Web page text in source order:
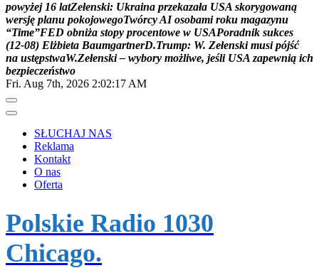
powyżej 16 latZełenski: Ukraina przekazała USA skorygowaną
wersję planu pokojowegoTwórcyAI osobami roku magazynu
“Time”FED obniża stopy procentowe w USAPoradnik sukces
(12-08) Elżbieta BaumgartnerD.Trump: W. Zełenski musi pójść
na ustępstwaW.Zełenski – wybory możliwe, jeśli USA zapewnią ich
bezpieczeństwo
Fri. Aug 7th, 2026 2:02:18 AM
SŁUCHAJ NAS
Reklama
Kontakt
O nas
Oferta
Polskie Radio 1030
Chicago.